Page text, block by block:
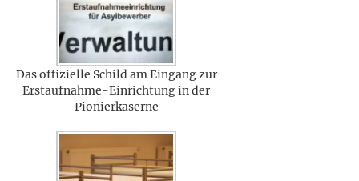
Das offizielle Schild am Eingang zur
Erstaufnahme-Einrichtung in der
Pionierkaserne